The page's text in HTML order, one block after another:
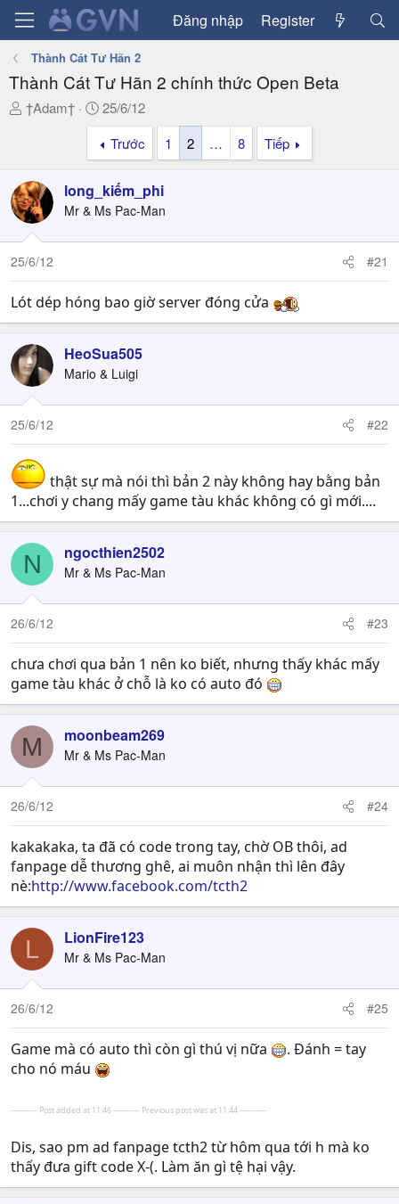
Đăng nhập Register
Thành Cát Tư Hãn 2
Thành Cát Tư Hãn 2 chính thức Open Beta
T
a
d
s
t
a
t
e
†Adam†
N
g
à
y
g
ử
i
25/6/12
Trước
1 2 … 8 Tiếp
long_kiếm_phi
Mr & Ms Pac-Man
25/6/12 #21
Lót dép hóng bao giờ server đóng cửa
HeoSua505
Mario & Luigi
25/6/12 #22
thật sự mà nói thì bản 2 này không hay bằng bản
1...chơi y chang mấy game tàu khác không có gì mới....
N ngocthien2502
Mr & Ms Pac-Man
26/6/12 #23
chưa chơi qua bản 1 nên ko biết, nhưng thấy khác mấy
game tàu khác ở chỗ là ko có auto đó
M moonbeam269
Mr & Ms Pac-Man
26/6/12 #24
kakakaka, ta đã có code trong tay, chờ OB thôi, ad
fanpage dễ thương ghê, ai muôn nhận thì lên đây
nè:http://www.facebook.com/tcth2
L LionFire123
Mr & Ms Pac-Man
26/6/12 #25
Game mà có auto thì còn gì thú vị nữa
. Đánh = tay
cho nó máu
---------- Post added at 11:46 ---------- Previous post was at 11:44 ----------
Dis, sao pm ad fanpage tcth2 từ hôm qua tới h mà ko
thấy đưa gift code X-(. Làm ăn gì tệ hại vậy.